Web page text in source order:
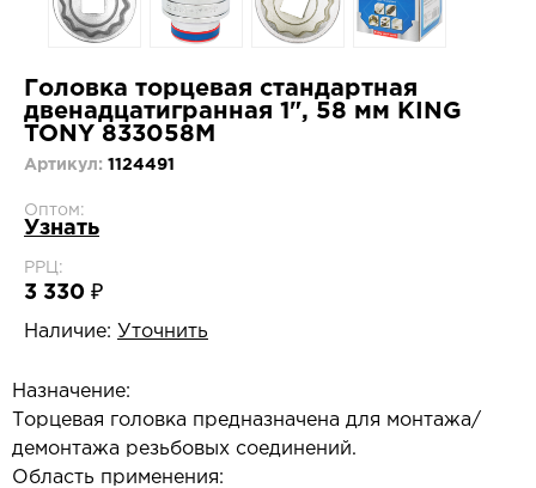
Головка торцевая стандартная
двенадцатигранная 1", 58 мм KING
TONY 833058M
Артикул: 1124491
Оптом:
Узнать
РРЦ:
3 330 ₽
Наличие: Уточнить
Назначение:
Торцевая головка предназначена для монтажа/
демонтажа резьбовых соединений.
Область применения: